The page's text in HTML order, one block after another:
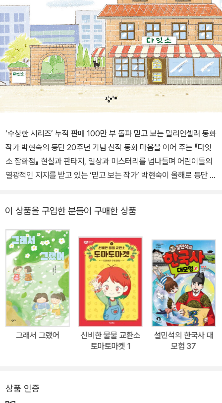
‘수상한 시리즈’ 누적 판매 100만 부 돌파 믿고 보는 밀리언셀러 동화
작가 박현숙의 등단 20주년 기념 신작 동화 마음을 이어 주는 『다잇
소 잡화점』 현실과 판타지, 일상과 미스터리를 넘나들며 어린이들의
열광적인 지지를 받고 있는 ‘믿고 보는 작가’ 박현숙이 올해로 등단 2
보 신춘문예에 동화가 당선되며 작품 활동을 시작한 이래, 장르 문학
의 재미와 교훈을 동시에 잡은 메가 히트작 ‘수상한 시리즈’를 비롯해
『구미호 식당』(1~5), 『천개산 패밀리』(1~6) 등 발표하는 작품마다
화제를 모으며 아동문학계의 독보적인 스토리텔러로 자리매김했다.
그가 오랜만에 선보이는 저학년 동화 『다잇소 잡화점: 마음을 이어 주
는』은 어린이들의 가장 큰 고민으로 꼽히는 ‘친구 사이에서의 관계 문
제’를 어린이들에게 가장 친숙한 공간인 학교와 잡화점을 배경으로
풀어낸다. 특히 ‘다잇소 잡화점’의 주인인 미스터리한 인물 ‘소 사
장’의 도움으로 문제를 해결해 나가는 과정에서 어린이와 어른의 따
스한 연대와 이해도 느낄 수 있다. 또한 작가 특유의 어린이들의 심리
는 다잇소로 놀러 오세요! 구경은 공짜! 어린이 손님 대환영! 작가 박
이 상품을 구입한 분들이 구매한 상품
그래서 그랬어
신비한 물물 교환소
토마토마켓 1
설민석의 한국사 대
모험 37
상품 인증